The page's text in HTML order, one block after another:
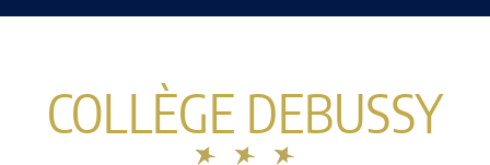
COLLÈGE DEBUSSY